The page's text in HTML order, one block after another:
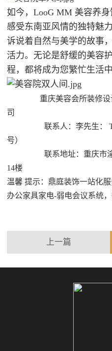
如今，LooG MM 美容养
感受东南亚风情的独特魅
诉说着自然与美学的故事
活力。无论是舒缓的美容
程，都将成为您繁忙生活
重庆美容会所装修设
司
联系人：李先生： TEL
号）
联系地址：重庆市渝中
14楼
温馨 提示：鼎庭装饰一站化
办公家具家电-弱电会议系统，
上一篇